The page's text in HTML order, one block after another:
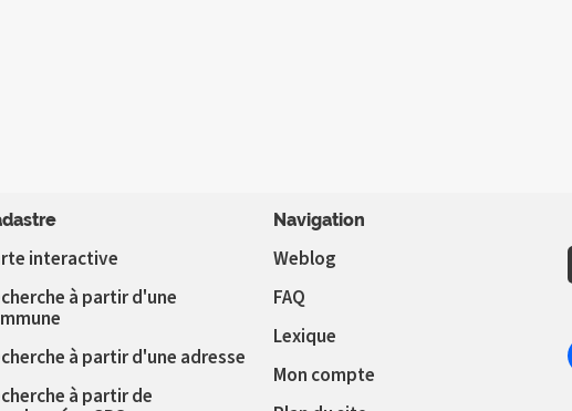
interactive
à partir d'une
à partir d'une adresse
à partir de
Navigation
Weblog
FAQ
Lexique
Mon compte